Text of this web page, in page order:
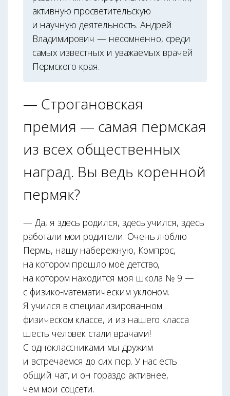
активную просветительскую
и научную деятельность. Андрей
Владимирович — несомненно, среди
самых известных и уважаемых врачей
Пермского края.
— Строгановская
премия — самая пермская
из всех общественных
наград. Вы ведь коренной
пермяк?
— Да, я здесь родился, здесь учился, здесь
работали мои родители. Очень люблю
Пермь, нашу набережную, Компрос,
на котором прошло моё детство,
на котором находится моя школа № 9 —
с физико-математическим уклоном.
Я учился в специализированном
физическом классе, и из нашего класса
шесть человек стали врачами!
С одноклассниками мы дружим
и встречаемся до сих пор. У нас есть
общий чат, и он гораздо активнее,
чем мои соцсети.